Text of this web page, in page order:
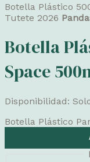
Botella Plástico
Tutete 2026
Botella
Space
Disponibilidad:
Botella Plástico